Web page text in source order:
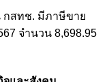
กสทช. มีภาษีขาย
จำนวน 8,698.95